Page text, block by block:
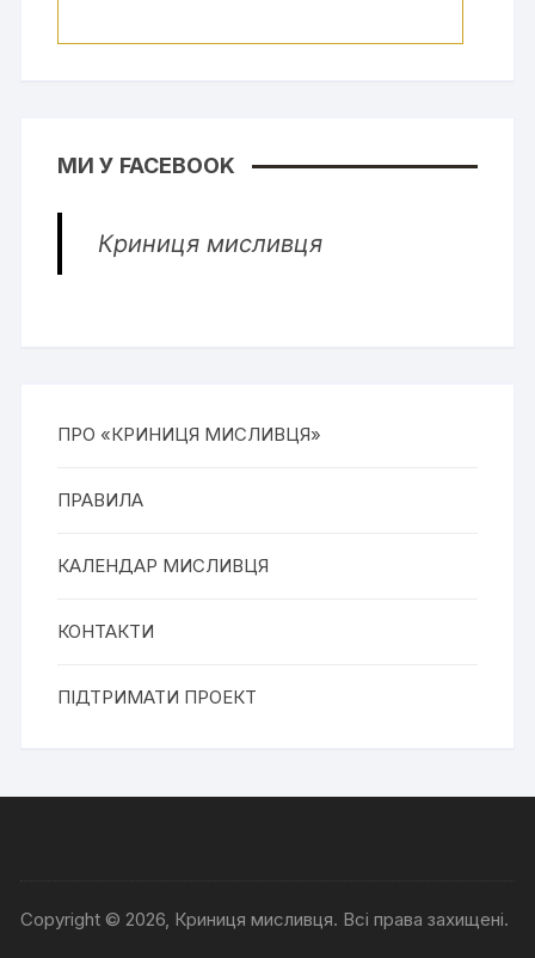
МИ У FACEBOOK
Криниця мисливця
ПРО «КРИНИЦЯ МИСЛИВЦЯ»
ПРАВИЛА
КАЛЕНДАР МИСЛИВЦЯ
КОНТАКТИ
ПІДТРИМАТИ ПРОЕКТ
Copyright © 2026, Криниця мисливця. Всі права захищені.